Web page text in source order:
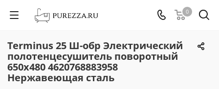
0
Terminus 25 Ш-обр Электрический
полотенцесушитель поворотный
650х480 4620768883958
Нержавеющая сталь